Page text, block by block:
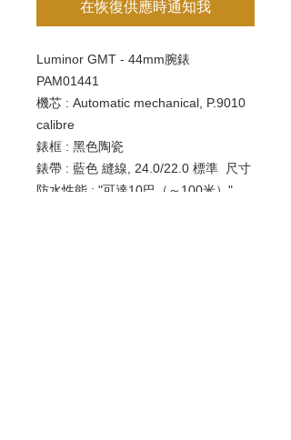
在恢復供應時通知我
Luminor GMT - 44mm腕錶
PAM01441
機芯 : Automatic mechanical, P.9010
calibre
錶框 : 黑色陶瓷
錶帶 : 藍色 縫線, 24.0/22.0 標準 尺寸
防水性能 : "可達10巴（～100米）"